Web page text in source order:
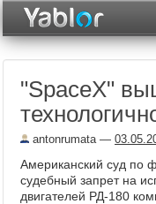
"SpaceX"
antonrumata—
Американский суд по
судебный запрет на
двигателей РД-180